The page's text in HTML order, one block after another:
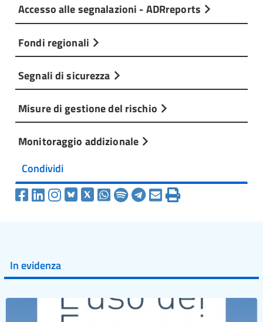
Accesso alle segnalazioni - ADRreports
Fondi regionali
Segnali di sicurezza
Misure di gestione del rischio
Monitoraggio addizionale
Condividi
In evidenza